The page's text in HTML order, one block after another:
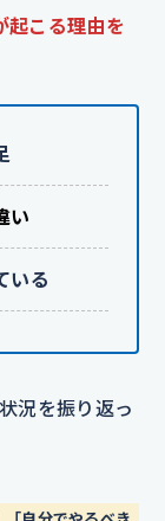
起こる理由を
い
いる
況を振り返っ